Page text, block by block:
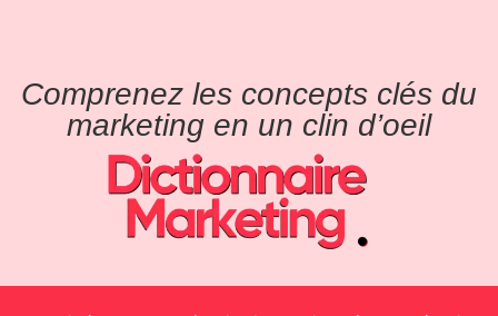
Comprenez les concepts clés du
marketing en un clin d’oeil